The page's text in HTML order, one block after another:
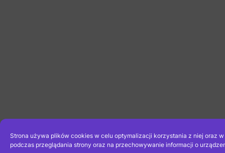
Strona używa plików cookies w celu optymalizacji korzystania z niej oraz
podczas przeglądania strony oraz na przechowywanie informacji o